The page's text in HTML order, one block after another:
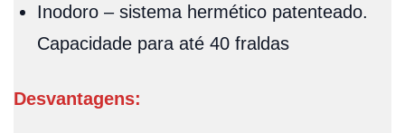
Inodoro – sistema hermético patenteado.
Capacidade para até 40 fraldas
Desvantagens: